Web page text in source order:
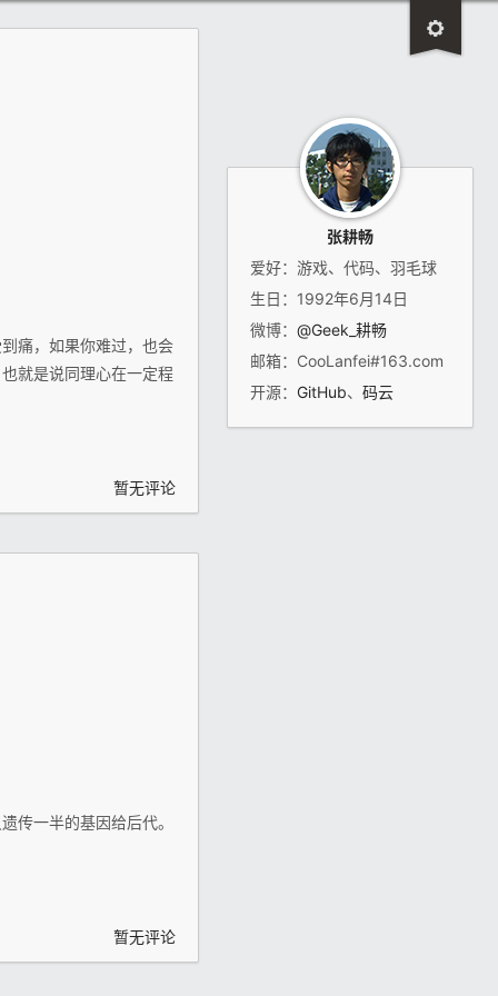
痛，如果你难过，也会
就是说同理心在一定程
暂无评论
传一半的基因给后代。
暂无评论
张耕畅
爱好：游戏、代码、羽毛球
生日：1992年6月14日
微博： @Geek_耕畅
邮箱：CooLanfei#163.com
开源： GitHub、 码云